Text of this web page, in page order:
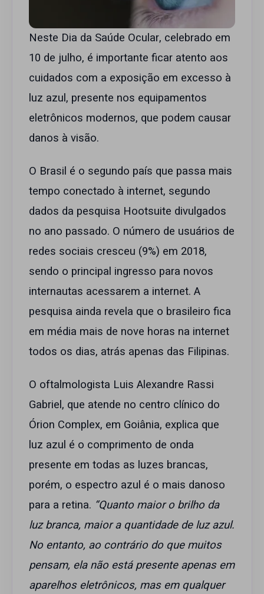
Neste Dia da Saúde Ocular, celebrado em
10 de julho, é importante ficar atento aos
cuidados com a exposição em excesso à
luz azul, presente nos equipamentos
eletrônicos modernos, que podem causar
danos à visão.
O Brasil é o segundo país que passa mais
tempo conectado à internet, segundo
dados da pesquisa Hootsuite divulgados
no ano passado. O número de usuários de
redes sociais cresceu (9%) em 2018,
sendo o principal ingresso para novos
internautas acessarem a internet. A
pesquisa ainda revela que o brasileiro fica
em média mais de nove horas na internet
todos os dias, atrás apenas das Filipinas.
O oftalmologista Luis Alexandre Rassi
Gabriel, que atende no centro clínico do
Órion Complex, em Goiânia, explica que
luz azul é o comprimento de onda
presente em todas as luzes brancas,
porém, o espectro azul é o mais danoso
para a retina. “Quanto maior o brilho da
luz branca, maior a quantidade de luz azul.
No entanto, ao contrário do que muitos
pensam, ela não está presente apenas em
aparelhos eletrônicos, mas em qualquer